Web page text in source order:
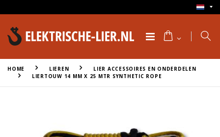
HOME LIEREN
LIER ACCESSOIRES EN ONDERDELEN
LIERTOUW 14 MM X 25 MTR SYNTHETIC ROPE